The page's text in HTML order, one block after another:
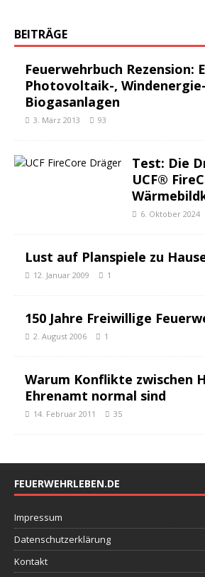
BEITRÄGE
Feuerwehrbuch Rezension:
Photovoltaik-,
Biogasanlagen
3. März 2013 93
Test: Die
UCF®
6. Oktober 2024
Lust auf Planspiele zu
12. Januar 2009 1
150 Jahre Freiwillige
2. August 2006 1
Warum Konflikte zwischen
Ehrenamt normal sind
14. Februar 2011 35
FEUERWEHRLEBEN.DE
Impressum
Datenschutzerklärung
Kontakt